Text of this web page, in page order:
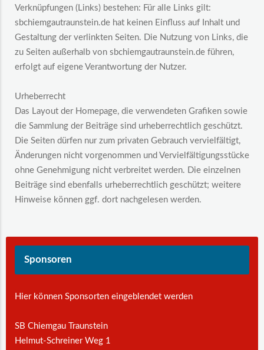
Verknüpfungen (Links) bestehen: Für alle Links gilt:
sbchiemgautraunstein.de hat keinen Einfluss auf Inhalt und
Gestaltung der verlinkten Seiten. Die Nutzung von Links, die
zu Seiten außerhalb von sbchiemgautraunstein.de führen,
erfolgt auf eigene Verantwortung der Nutzer.
Urheberrecht
Das Layout der Homepage, die verwendeten Grafiken sowie
die Sammlung der Beiträge sind urheberrechtlich geschützt.
Die Seiten dürfen nur zum privaten Gebrauch vervielfältigt,
Änderungen nicht vorgenommen und Vervielfältigungsstücke
ohne Genehmigung nicht verbreitet werden. Die einzelnen
Beiträge sind ebenfalls urheberrechtlich geschützt; weitere
Hinweise können ggf. dort nachgelesen werden.
Sponsoren
Hier können Sponsorten eingeblendet werden
SB Chiemgau Traunstein
Helmut-Schreiner Weg 1